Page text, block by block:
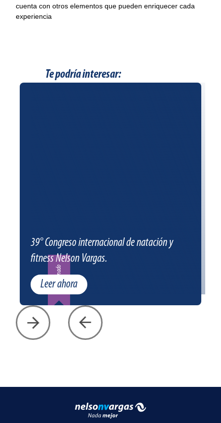
cuenta con otros elementos que pueden enriquecer cada
experiencia
Te podría interesar:
Patrocinado
39° Congreso internacional de natación y
fitness Nelson Vargas.
Leer ahora